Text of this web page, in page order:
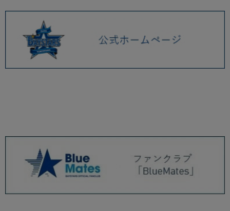
6/12(金)B⭐︎Memoriesグッズ新作や、NEW ERAコラボの横浜開港記念モデ
ルキャップが登場！
6/5(金)キャップマスコットぬいぐるみや、マスコットドット柄グッズが登
2026.03 (7)
2026.02 (6)